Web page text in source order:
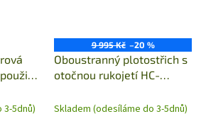
5dnů)
9 995 Kč –20 %
Oboustranný plotostřich s
otočnou rukojetí HC-
Skladem (odesíláme do 3-5dnů)